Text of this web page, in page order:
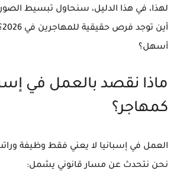
لهذا، في هذا الدليل، سنحاول تبسيط
أسهل؟
ماذا نقصد بالعمل في
كمهاجر؟
العمل في إسبانيا لا يعني فقط وظيفة
نحن نتحدث عن مسار قانوني يشمل: